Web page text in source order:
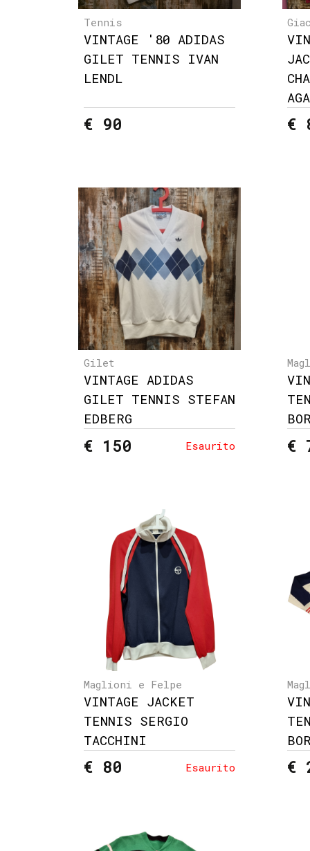
Tennis
VINTAGE '80 ADIDAS
GILET TENNIS IVAN
LENDL
€ 90 €
Gilet
VINTAGE ADIDAS
GILET TENNIS STEFAN
EDBERG
€ 150 Esaurito €
Maglioni e Felpe
VINTAGE JACKET
TENNIS SERGIO
TACCHINI
€ 80 Esaurito €